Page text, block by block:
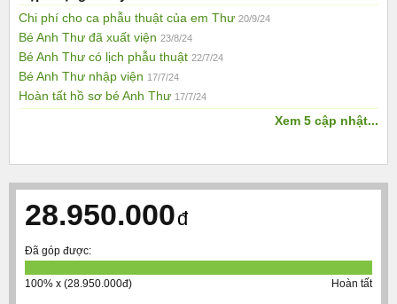
Chi phí cho ca phẫu thuật của em Thư 20/9/24
Bé Anh Thư đã xuất viện 23/8/24
Bé Anh Thư có lịch phẫu thuật 22/7/24
Bé Anh Thư nhập viện 17/7/24
Hoàn tất hồ sơ bé Anh Thư 17/7/24
Xem 5 cập nhật...
28.950.000đ
Đã góp được:
100% x (28.950.000đ) Hoàn tất